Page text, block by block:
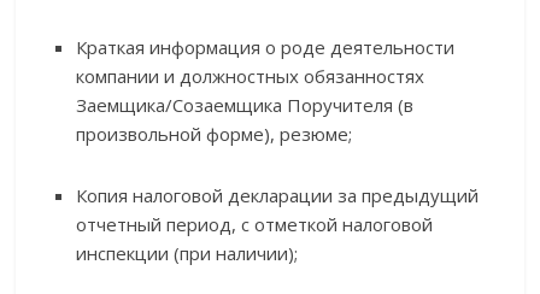
Краткая информация о роде деятельности
компании и должностных обязанностях
Заемщика/Созаемщика Поручителя (в
произвольной форме), резюме;
Копия налоговой декларации за предыдущий
отчетный период, с отметкой налоговой
инспекции (при наличии);